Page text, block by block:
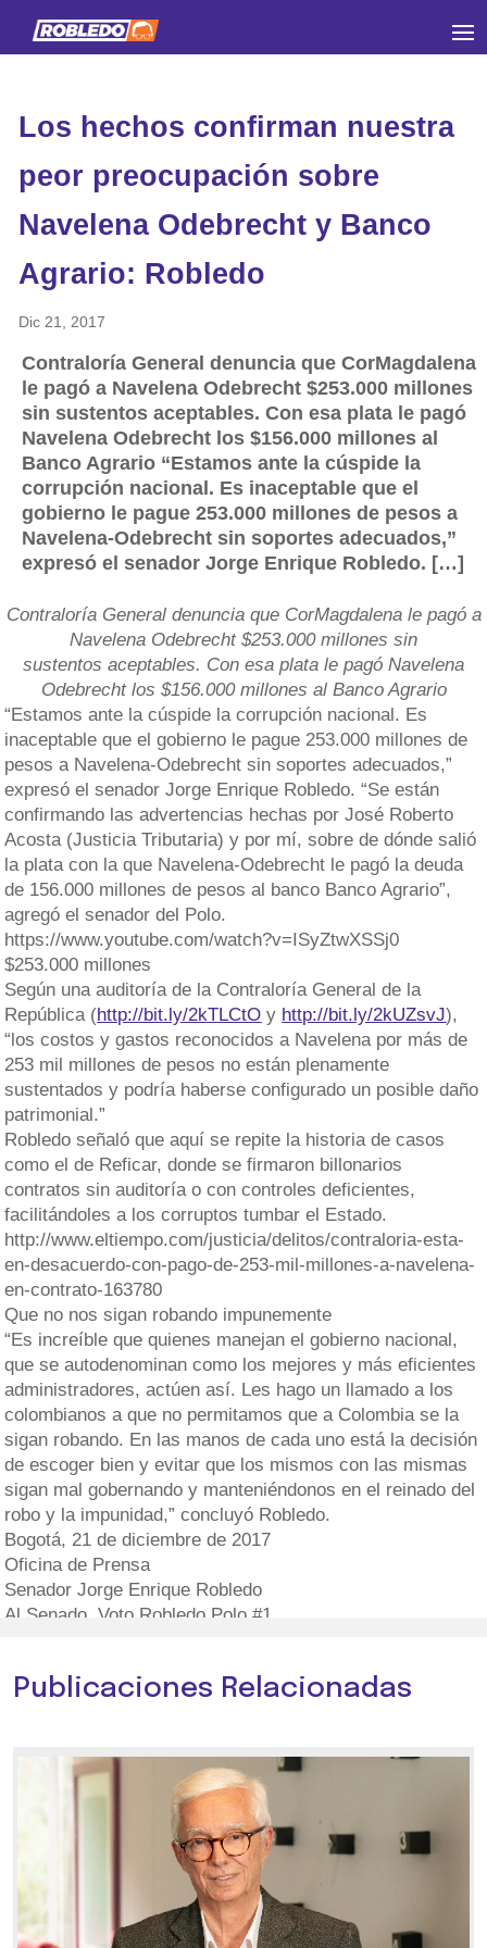
Los hechos confirman nuestra
peor preocupación sobre
Navelena Odebrecht y Banco
Agrario: Robledo
Dic 21, 2017
Contraloría General denuncia que CorMagdalena
le pagó a Navelena Odebrecht $253.000 millones
sin sustentos aceptables. Con esa plata le pagó
Navelena Odebrecht los $156.000 millones al
Banco Agrario “Estamos ante la cúspide la
corrupción nacional. Es inaceptable que el
gobierno le pague 253.000 millones de pesos a
Navelena-Odebrecht sin soportes adecuados,”
expresó el senador Jorge Enrique Robledo. […]
Contraloría General denuncia que CorMagdalena le pagó a
Navelena Odebrecht $253.000 millones sin
sustentos aceptables. Con esa plata le pagó Navelena
Odebrecht los $156.000 millones al Banco Agrario
“Estamos ante la cúspide la corrupción nacional. Es
inaceptable que el gobierno le pague 253.000 millones de
pesos a Navelena-Odebrecht sin soportes adecuados,”
expresó el senador Jorge Enrique Robledo. “Se están
confirmando las advertencias hechas por José Roberto
Acosta (Justicia Tributaria) y por mí, sobre de dónde salió
la plata con la que Navelena-Odebrecht le pagó la deuda
de 156.000 millones de pesos al banco Banco Agrario”,
agregó el senador del Polo.
https://www.youtube.com/watch?v=ISyZtwXSSj0
$253.000 millones
Según una auditoría de la Contraloría General de la
República (http://bit.ly/2kTLCtO y http://bit.ly/2kUZsvJ),
“los costos y gastos reconocidos a Navelena por más de
253 mil millones de pesos no están plenamente
sustentados y podría haberse configurado un posible daño
patrimonial.”
Robledo señaló que aquí se repite la historia de casos
como el de Reficar, donde se firmaron billonarios
contratos sin auditoría o con controles deficientes,
facilitándoles a los corruptos tumbar el Estado.
http://www.eltiempo.com/justicia/delitos/contraloria-esta-
en-desacuerdo-con-pago-de-253-mil-millones-a-navelena-
en-contrato-163780
Que no nos sigan robando impunemente
“Es increíble que quienes manejan el gobierno nacional,
que se autodenominan como los mejores y más eficientes
administradores, actúen así. Les hago un llamado a los
colombianos a que no permitamos que a Colombia se la
sigan robando. En las manos de cada uno está la decisión
de escoger bien y evitar que los mismos con las mismas
sigan mal gobernando y manteniéndonos en el reinado del
robo y la impunidad,” concluyó Robledo.
Bogotá, 21 de diciembre de 2017
Oficina de Prensa
Senador Jorge Enrique Robledo
Al Senado, Voto Robledo Polo #1
Publicaciones Relacionadas